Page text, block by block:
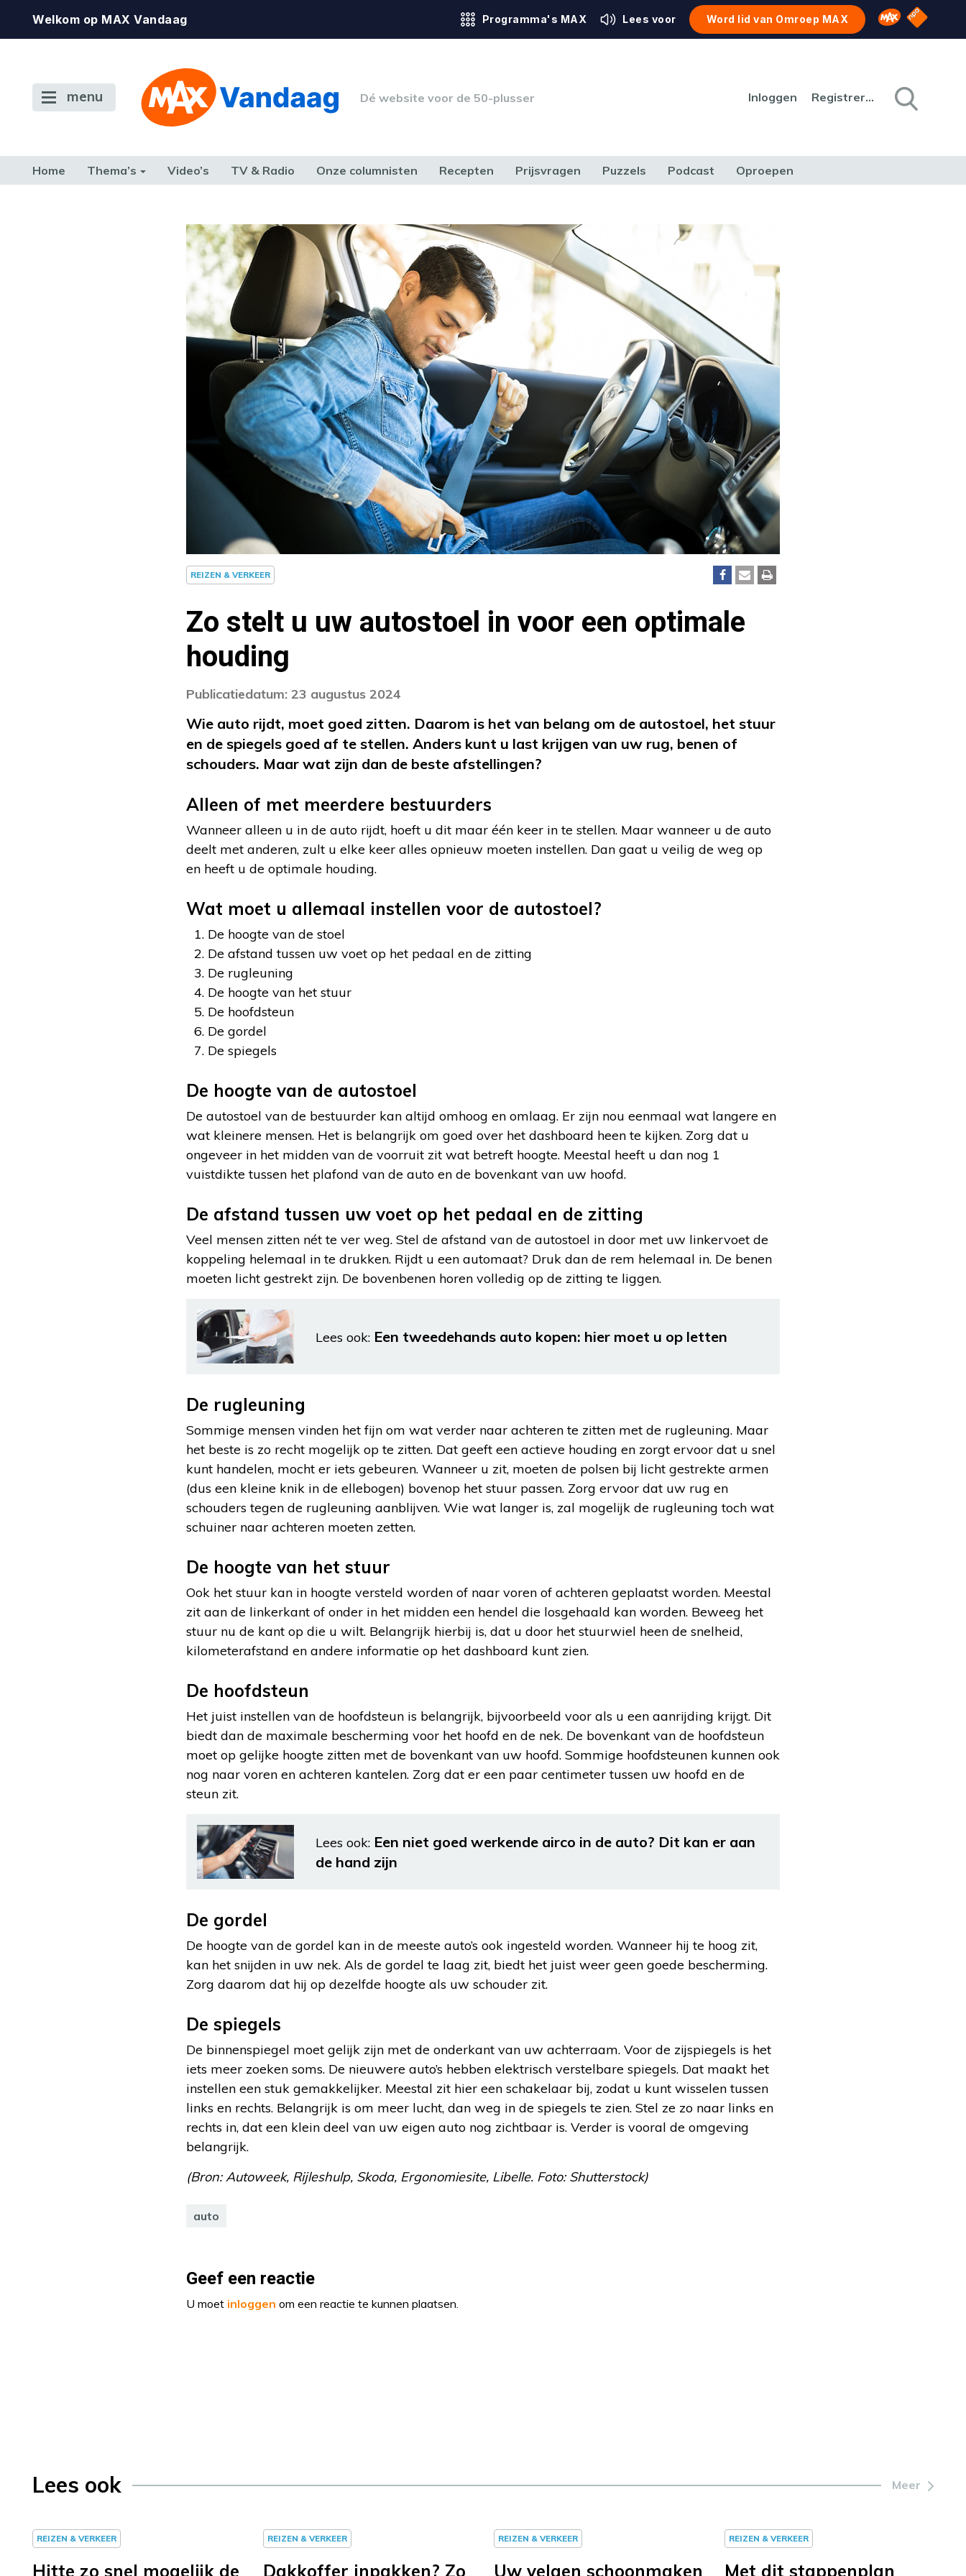
Welkom op MAX Vandaag Programma's MAX Lees voor Word lid van Omroep MAX Omroep MAX
NPO
menu Dé website voor de 50-plusser Inloggen Registreren
Home Thema’s Video’s TV & Radio Onze columnisten Recepten Prijsvragen Puzzels Podcast Oproepen
REIZEN & VERKEER
Zo stelt u uw autostoel in voor een optimale
houding
Publicatiedatum: 23 augustus 2024
Wie auto rijdt, moet goed zitten. Daarom is het van belang om de autostoel, het stuur
en de spiegels goed af te stellen. Anders kunt u last krijgen van uw rug, benen of
schouders. Maar wat zijn dan de beste afstellingen?
Alleen of met meerdere bestuurders
Wanneer alleen u in de auto rijdt, hoeft u dit maar één keer in te stellen. Maar wanneer u de auto
deelt met anderen, zult u elke keer alles opnieuw moeten instellen. Dan gaat u veilig de weg op
en heeft u de optimale houding.
Wat moet u allemaal instellen voor de autostoel?
De hoogte van de stoel
De afstand tussen uw voet op het pedaal en de zitting
De rugleuning
De hoogte van het stuur
De hoofdsteun
De gordel
De spiegels
De hoogte van de autostoel
De autostoel van de bestuurder kan altijd omhoog en omlaag. Er zijn nou eenmaal wat langere en
wat kleinere mensen. Het is belangrijk om goed over het dashboard heen te kijken. Zorg dat u
ongeveer in het midden van de voorruit zit wat betreft hoogte. Meestal heeft u dan nog 1
vuistdikte tussen het plafond van de auto en de bovenkant van uw hoofd.
De afstand tussen uw voet op het pedaal en de zitting
Veel mensen zitten nét te ver weg. Stel de afstand van de autostoel in door met uw linkervoet de
koppeling helemaal in te drukken. Rijdt u een automaat? Druk dan de rem helemaal in. De benen
moeten licht gestrekt zijn. De bovenbenen horen volledig op de zitting te liggen.
Lees ook: Een tweedehands auto kopen: hier moet u op letten
De rugleuning
Sommige mensen vinden het fijn om wat verder naar achteren te zitten met de rugleuning. Maar
het beste is zo recht mogelijk op te zitten. Dat geeft een actieve houding en zorgt ervoor dat u snel
kunt handelen, mocht er iets gebeuren. Wanneer u zit, moeten de polsen bij licht gestrekte armen
(dus een kleine knik in de ellebogen) bovenop het stuur passen. Zorg ervoor dat uw rug en
schouders tegen de rugleuning aanblijven. Wie wat langer is, zal mogelijk de rugleuning toch wat
schuiner naar achteren moeten zetten.
De hoogte van het stuur
Ook het stuur kan in hoogte versteld worden of naar voren of achteren geplaatst worden. Meestal
zit aan de linkerkant of onder in het midden een hendel die losgehaald kan worden. Beweeg het
stuur nu de kant op die u wilt. Belangrijk hierbij is, dat u door het stuurwiel heen de snelheid,
kilometerafstand en andere informatie op het dashboard kunt zien.
De hoofdsteun
Het juist instellen van de hoofdsteun is belangrijk, bijvoorbeeld voor als u een aanrijding krijgt. Dit
biedt dan de maximale bescherming voor het hoofd en de nek. De bovenkant van de hoofdsteun
moet op gelijke hoogte zitten met de bovenkant van uw hoofd. Sommige hoofdsteunen kunnen ook
nog naar voren en achteren kantelen. Zorg dat er een paar centimeter tussen uw hoofd en de
steun zit.
Lees ook: Een niet goed werkende airco in de auto? Dit kan er aan
de hand zijn
De gordel
De hoogte van de gordel kan in de meeste auto’s ook ingesteld worden. Wanneer hij te hoog zit,
kan het snijden in uw nek. Als de gordel te laag zit, biedt het juist weer geen goede bescherming.
Zorg daarom dat hij op dezelfde hoogte als uw schouder zit.
De spiegels
De binnenspiegel moet gelijk zijn met de onderkant van uw achterraam. Voor de zijspiegels is het
iets meer zoeken soms. De nieuwere auto’s hebben elektrisch verstelbare spiegels. Dat maakt het
instellen een stuk gemakkelijker. Meestal zit hier een schakelaar bij, zodat u kunt wisselen tussen
links en rechts. Belangrijk is om meer lucht, dan weg in de spiegels te zien. Stel ze zo naar links en
rechts in, dat een klein deel van uw eigen auto nog zichtbaar is. Verder is vooral de omgeving
belangrijk.
(Bron: Autoweek, Rijleshulp, Skoda, Ergonomiesite, Libelle. Foto: Shutterstock)
auto
Geef een reactie
U moet inloggen om een reactie te kunnen plaatsen.
Lees ook Meer
REIZEN & VERKEER
Hitte zo snel mogelijk de
REIZEN & VERKEER
Dakkoffer inpakken? Zo
REIZEN & VERKEER
Uw velgen schoonmaken
REIZEN & VERKEER
Met dit stappenplan